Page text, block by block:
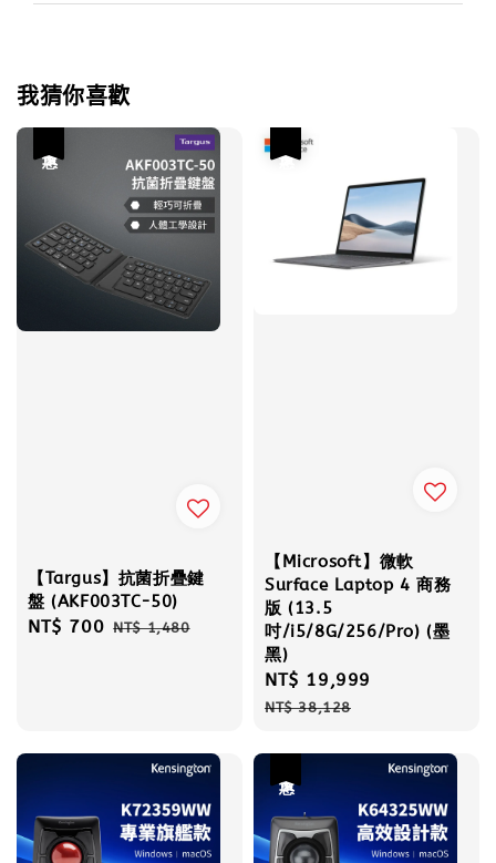
我猜你喜歡
【Targus】抗菌折疊鍵
盤 (AKF003TC-50)
Sale
NT$ 700 Regular
NT$ 1,480
【Microsoft】微軟
Surface Laptop 4 商務
版 (13.5
吋/i5/8G/256/Pro) (墨
黑)
Sale
price
NT$ 19,999
NT$ 38,128